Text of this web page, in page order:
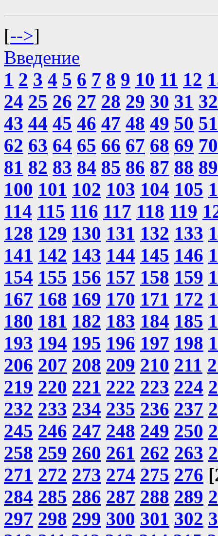
[-->]
Введение
1 2 3 4 5 6 7 8 9 10 11 12
24 25 26 27 28 29 30 31 32
43 44 45 46 47 48 49 50 51
62 63 64 65 66 67 68 69 70
81 82 83 84 85 86 87 88 89
100 101 102 103 104 105
114 115 116 117 118 119
128 129 130 131 132 133
141 142 143 144 145 146
154 155 156 157 158 159
167 168 169 170 171 172
180 181 182 183 184 185
193 194 195 196 197 198
206 207 208 209 210 211
219 220 221 222 223 224
232 233 234 235 236 237
245 246 247 248 249 250
258 259 260 261 262 263
271 272 273 274 275 276
284 285 286 287 288 289
297 298 299 300 301 302